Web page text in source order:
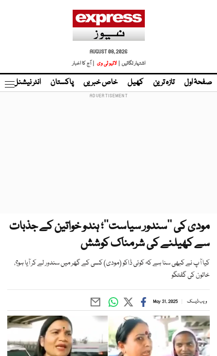
AUGUST 08, 2026
اشتہار لگائیں |
لائیو ٹی وی | آج کا اخبار
صفحۂ اول تازہ ترین کھیل خاص خبریں پاکستان انٹر نیشنل
مودی کی ’’سندور سیاست‘‘؛ ہندو خواتین کے جذبات
سے کھیلنے کی شرمناک کوشش
کیا آپ نے کبھی سنا ہے کہ کوئی ڈاکو (مودی) کسی کے گھر میں سندور لے کر آیا ہو؟،
خاتون کی گفتگو
ویب ڈیسک May 31, 2025